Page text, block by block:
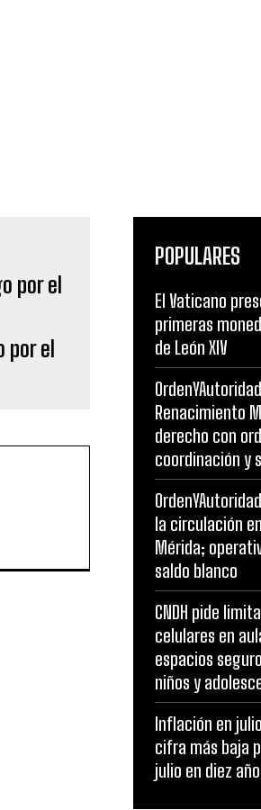
el
POPULARES
El Vaticano
primeras
de León XIV
Renacimiento
derecho con
coordinación y
la circulación
Mérida;
saldo blanco
CNDH pide
celulares en
espacios
niños y
Inflación en
cifra más baja
julio en diez